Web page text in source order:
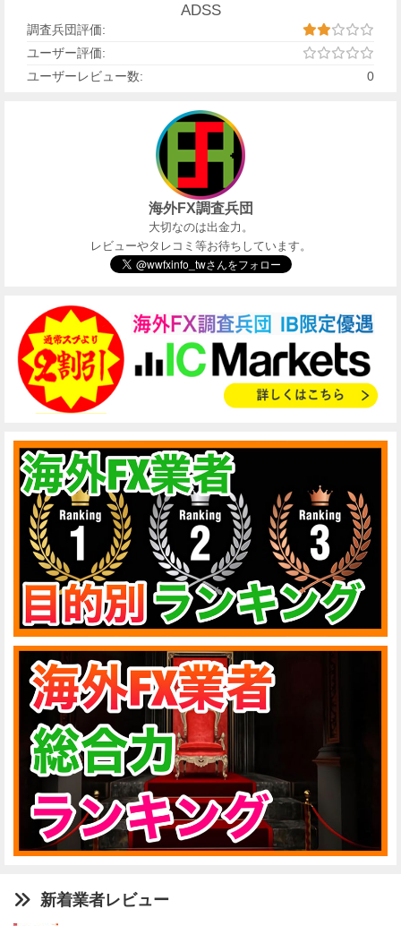
ADSS
調査兵団評価:
ユーザー評価:
ユーザーレビュー数:
0
海外FX調査兵団
大切なのは出金力。
レビューやタレコミ等お待ちしています。
新着業者レビュー